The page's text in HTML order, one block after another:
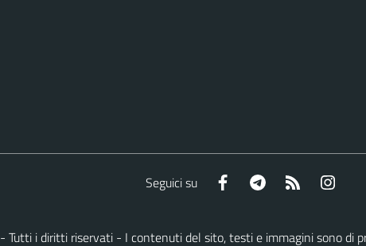
Seguici su Facebook Telegram RSS
- Tutti i diritti riservati - I contenuti del sito, testi e immagini sono di